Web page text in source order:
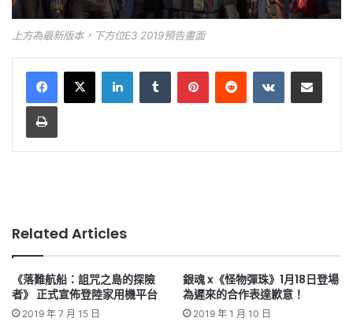
上方為最新版本，下方位E3 2019預告畫面
LinkedInTumblr PinterestReddit VKontakteShare via Email
Print
Related Articles
《落難航船：詛咒之島的探險
者》 正式宣佈登陸家用機平台
2019 年 7 月 15 日
銀魂 x《怪物彈珠》1月18日登場
為遲來的合作表達歉意！
2019 年 1 月 10 日